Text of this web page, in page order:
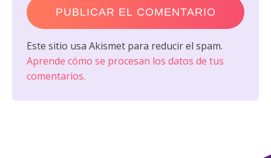
Este sitio usa Akismet para reducir el spam.
Aprende cómo se procesan los datos de tus
comentarios.